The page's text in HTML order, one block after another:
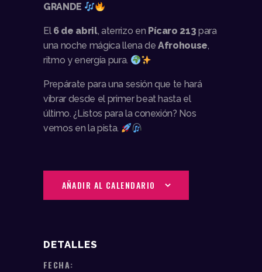
GRANDE
El 6 de abril, aterrizo en Pícaro 213 para
una noche mágica llena deAfrohouse,
ritmo y energía pura.
Prepárate para una sesión que te hará
vibrar desde el primer beat hasta el
último. ¿Listos para la conexión? Nos
vemos en la pista.
AÑADIR AL CALENDARIO
DETALLES
FECHA: